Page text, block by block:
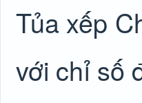
Tủa xếp
với chỉ số